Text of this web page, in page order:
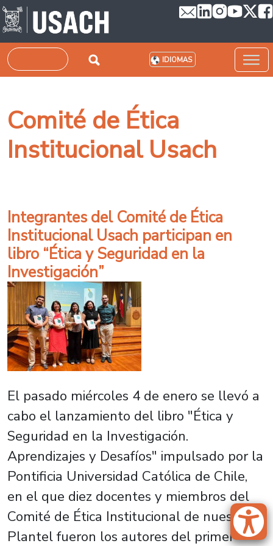
Pasar al contenido principal
Buscar IDIOMAS
Comité de Ética
Institucional Usach
Integrantes del Comité de Ética
Institucional Usach participan en
libro “Ética y Seguridad en la
Investigación”
El pasado miércoles 4 de enero se llevó a
cabo el lanzamiento del libro "Ética y
Seguridad en la Investigación.
Aprendizajes y Desafíos" impulsado por la
Pontificia Universidad Católica de Chile,
en el que diez docentes y miembros del
Comité de Ética Institucional de nuestro
Plantel fueron los autores del primer